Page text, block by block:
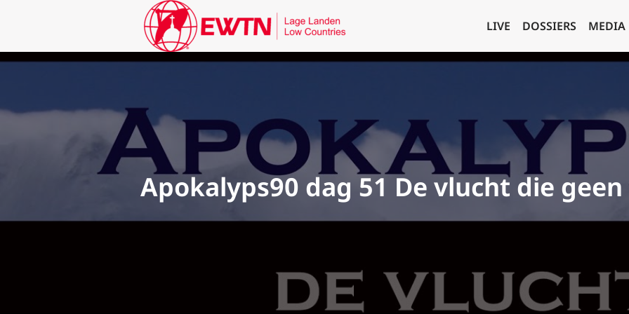
LIVE DOSSIERS MEDIA
Apokalyps90 dag 51 De vlucht die